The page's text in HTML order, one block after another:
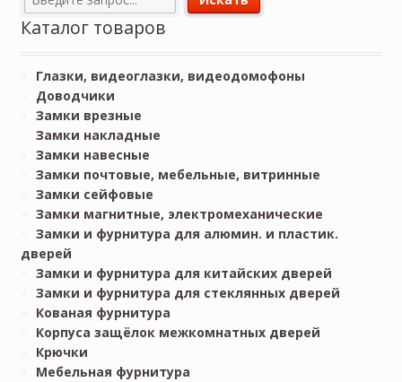
Каталог товаров
Глазки, видеоглазки, видеодомофоны
Доводчики
Замки врезные
Замки накладные
Замки навесные
Замки почтовые, мебельные, витринные
Замки сейфовые
Замки магнитные, электромеханические
Замки и фурнитура для алюмин. и пластик.
дверей
Замки и фурнитура для китайских дверей
Замки и фурнитура для стеклянных дверей
Кованая фурнитура
Корпуса защёлок межкомнатных дверей
Крючки
Мебельная фурнитура